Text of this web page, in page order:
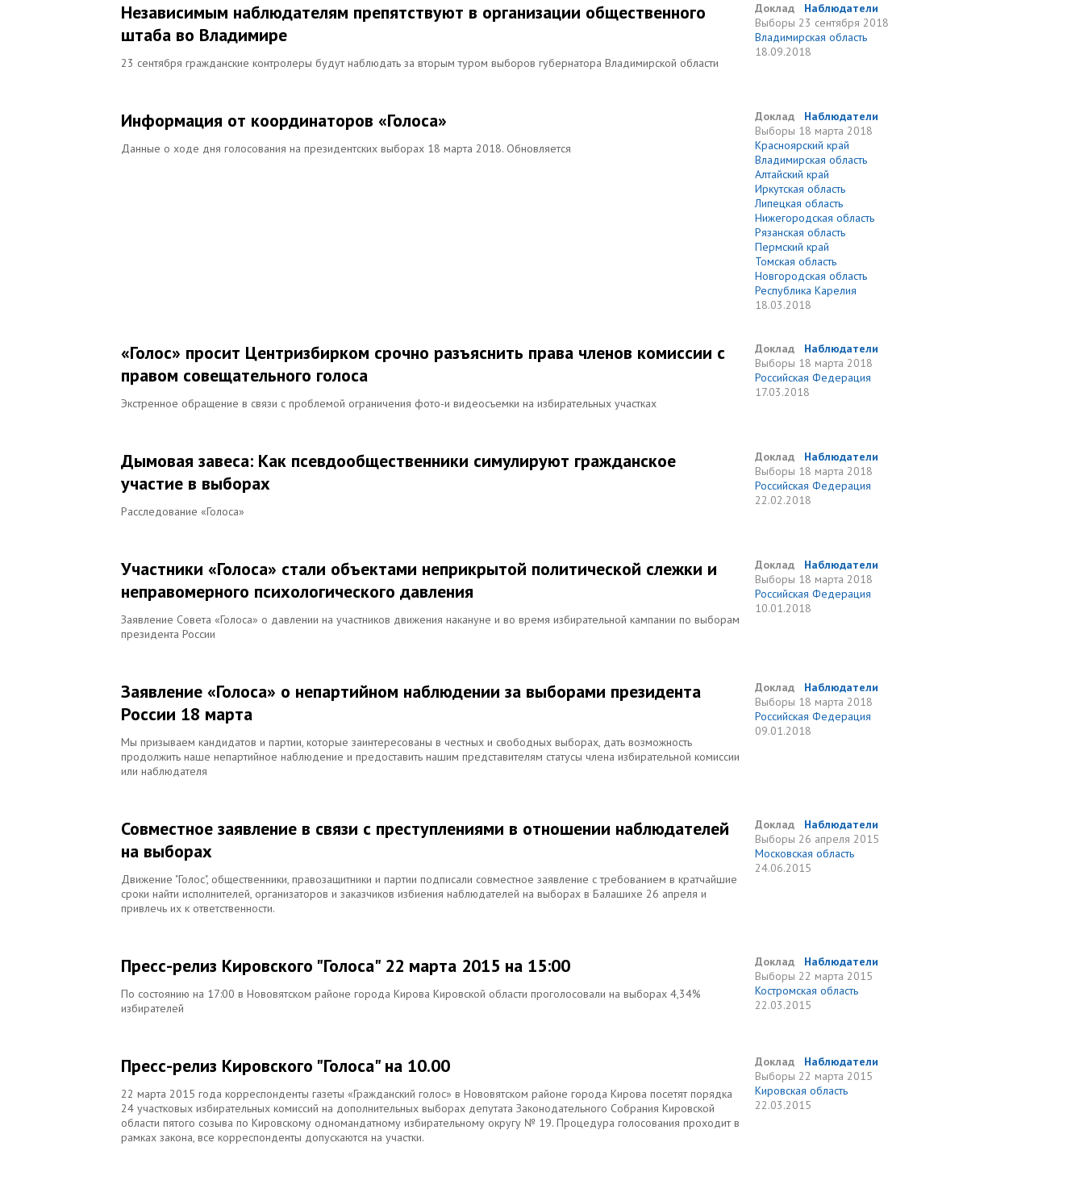
Независимым наблюдателям препятствуют в организации общественного
штаба во Владимире
23 сентября гражданские контролеры будут наблюдать за вторым туром выборов губернатора Владимирской области
Доклад
Наблюдатели
Выборы 23 сентября 2018
Владимирская область
18.09.2018
Информация от координаторов «Голоса»
Данные о ходе дня голосования на президентских выборах 18 марта 2018. Обновляется
Доклад
Наблюдатели
Выборы 18 марта 2018
Красноярский край
Владимирская область
Алтайский край
Иркутская область
Липецкая область
Нижегородская область
Рязанская область
Пермский край
Томская область
Новгородская область
Республика Карелия
18.03.2018
«Голос» просит Центризбирком срочно разъяснить права членов комиссии с
правом совещательного голоса
Экстренное обращение в связи с проблемой ограничения фото-и видеосъемки на избирательных участках
Доклад
Наблюдатели
Выборы 18 марта 2018
Российская Федерация
17.03.2018
Дымовая завеса: Как псевдообщественники симулируют гражданское
участие в выборах
Расследование «Голоса»
Доклад
Наблюдатели
Выборы 18 марта 2018
Российская Федерация
22.02.2018
Участники «Голоса» стали объектами неприкрытой политической слежки и
неправомерного психологического давления
Заявление Совета «Голоса» о давлении на участников движения накануне и во время избирательной кампании по выборам
президента России
Доклад
Наблюдатели
Выборы 18 марта 2018
Российская Федерация
10.01.2018
Заявление «Голоса» о непартийном наблюдении за выборами президента
России 18 марта
Мы призываем кандидатов и партии, которые заинтересованы в честных и свободных выборах, дать возможность
продолжить наше непартийное наблюдение и предоставить нашим представителям статусы члена избирательной комиссии
или наблюдателя
Доклад
Наблюдатели
Выборы 18 марта 2018
Российская Федерация
09.01.2018
Совместное заявление в связи с преступлениями в отношении наблюдателей
на выборах
Движение "Голос", общественники, правозащитники и партии подписали совместное заявление с требованием в кратчайшие
сроки найти исполнителей, организаторов и заказчиков избиения наблюдателей на выборах в Балашихе 26 апреля и
привлечь их к ответственности.
Доклад
Наблюдатели
Выборы 26 апреля 2015
Московская область
24.06.2015
Пресс-релиз Кировского "Голоса" 22 марта 2015 на 15:00
По состоянию на 17:00 в Нововятском районе города Кирова Кировской области проголосовали на выборах 4,34%
избирателей
Доклад
Наблюдатели
Выборы 22 марта 2015
Костромская область
22.03.2015
Пресс-релиз Кировского "Голоса" на 10.00
22 марта 2015 года корреспонденты газеты «Гражданский голос» в Нововятском районе города Кирова посетят порядка
24 участковых избирательных комиссий на дополнительных выборах депутата Законодательного Собрания Кировской
области пятого созыва по Кировскому одномандатному избирательному округу № 19. Процедура голосования проходит в
рамках закона, все корреспонденты допускаются на участки.
Доклад
Наблюдатели
Выборы 22 марта 2015
Кировская область
22.03.2015